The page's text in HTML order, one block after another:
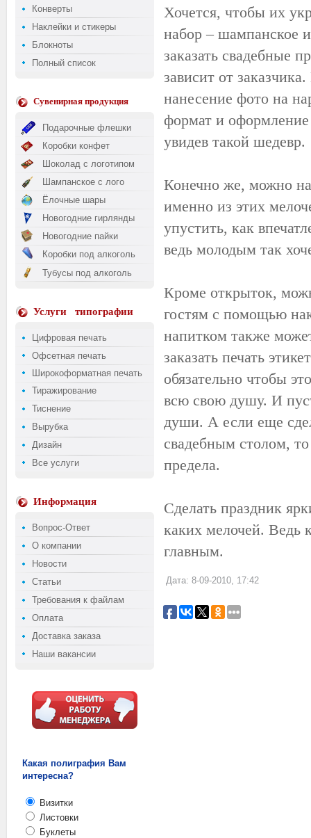
Конверты
Наклейки и стикеры
Блокноты
Полный список
Сувенирная продукция
Подарочные флешки
Коробки конфет
Шоколад с логотипом
Шампанское с лого
Ёлочные шары
Новогодние гирлянды
Новогодние пайки
Коробки под алкоголь
Тубусы под алкоголь
Услуги типографии
Цифровая печать
Офсетная печать
Широкоформатная печать
Тиражирование
Тиснение
Вырубка
Дизайн
Все услуги
Информация
Вопрос-Ответ
О компании
Новости
Статьи
Требования к файлам
Оплата
Доставка заказа
Наши вакансии
Какая полиграфия Вам
интересна?
Визитки
Листовки
Буклеты
Хочется, чтобы их
набор – шампанское
заказать свадебные
зависит от
нанесение фото на
формат и оформление
увидев такой шедевр.
Конечно же, можно
именно из этих
упустить, как
ведь молодым так
Кроме открыток,
гостям с помощью
напитком также
заказать печать
обязательно чтобы
всю свою душу. И
души. А если еще
свадебным столом,
предела.
Сделать праздник
каких мелочей. Ведь
главным.
Дата: 8-09-2010, 17:42